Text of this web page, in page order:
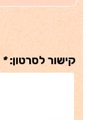
קישור לסרטון:*